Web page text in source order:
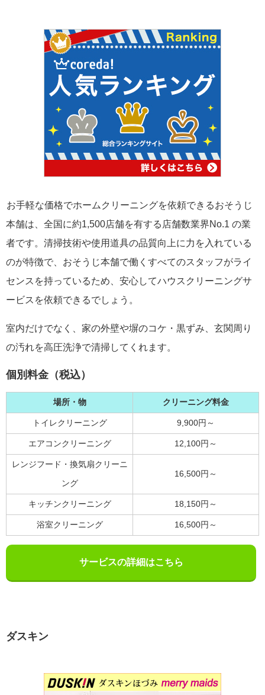
お手軽な価格でホームクリーニングを依頼できるおそうじ
本舗は、全国に約1,500店舗を有する店舗数業界No.1 の業
者です。清掃技術や使用道具の品質向上に力を入れている
のが特徴で、おそうじ本舗で働くすべてのスタッフがライ
センスを持っているため、安心してハウスクリーニングサ
ービスを依頼できるでしょう。
室内だけでなく、家の外壁や塀のコケ・黒ずみ、玄関周り
の汚れを高圧洗浄で清掃してくれます。
個別料金（税込）
場所・物 クリーニング料金
トイレクリーニング 9,900円～
エアコンクリーニング 12,100円～
レンジフード・換気扇クリーニ
ング
16,500円～
キッチンクリーニング 18,150円～
浴室クリーニング 16,500円～
サービスの詳細はこちら
ダスキン